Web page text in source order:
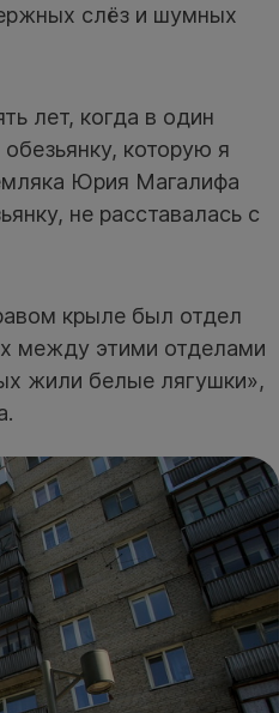
слёз и шумных
лет, когда в один
которую я
Юрия Магалифа
не расставалась с
крыле был отдел
между этими отделами
жили белые лягушки»,